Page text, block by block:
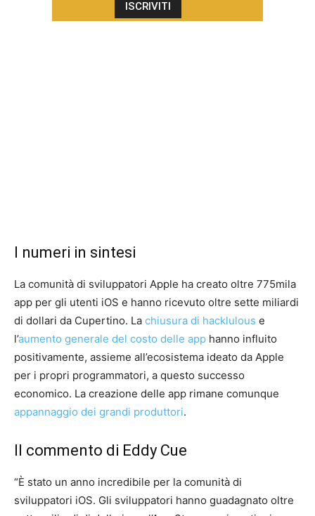
I numeri in sintesi
La comunità di sviluppatori Apple ha creato oltre 775mila
app per gli utenti iOS e hanno ricevuto oltre sette miliardi
di dollari da Cupertino. La chiusura di hacklulous e
l’aumento generale del costo delle app hanno influito
positivamente, assieme all’ecosistema ideato da Apple
per i propri programmatori, a questo successo
economico. La creazione delle app rimane comunque
appannaggio dei grandi produttori.
Il commento di Eddy Cue
“È stato un anno incredibile per la comunità di
sviluppatori iOS. Gli sviluppatori hanno guadagnato oltre